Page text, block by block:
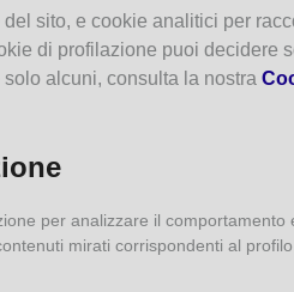
sito, e cookie analitici per
di profilazione puoi decidere
alcuni, consulta la nostra
per analizzare il comportamento
mirati corrispondenti al